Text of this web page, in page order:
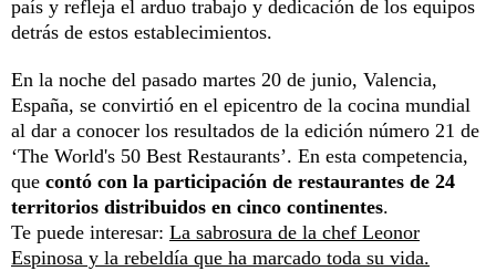
país y refleja el arduo trabajo y dedicación de los equipos
detrás de estos establecimientos.
En la noche del pasado martes 20 de junio, Valencia,
España, se convirtió en el epicentro de la cocina mundial
al dar a conocer los resultados de la edición número 21 de
‘The World's 50 Best Restaurants’. En esta competencia,
que contó con la participación de restaurantes de 24
territorios distribuidos en cinco continentes.
Te puede interesar: La sabrosura de la chef Leonor
Espinosa y la rebeldía que ha marcado toda su vida.